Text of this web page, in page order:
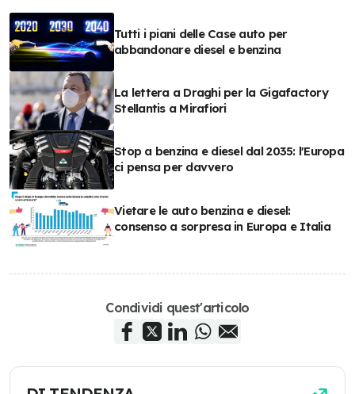
Tutti i piani delle Case auto per
abbandonare diesel e benzina
La lettera a Draghi per la Gigafactory
Stellantis a Mirafiori
Stop a benzina e diesel dal 2035: l'Europa
ci pensa per davvero
Vietare le auto benzina e diesel:
consenso a sorpresa in Europa e Italia
Condividi quest'articolo